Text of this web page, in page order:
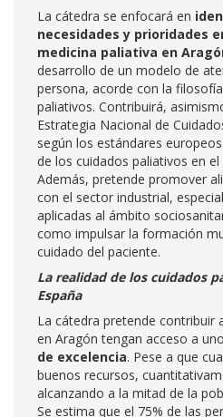
La cátedra se enfocará en
necesidades y prioridades
medicina paliativa en
desarrollo de un modelo de
persona, acorde con la
paliativos. Contribuirá,
Estrategia Nacional de
según los estándares
de los cuidados paliativos en
Además, pretende promover
con el sector industrial,
aplicadas al ámbito
como impulsar la formación
cuidado del paciente.
La realidad de los cuidados
España
La cátedra pretende contribuir
en Aragón tengan acceso a
de excelencia. Pese a que
buenos recursos,
alcanzando a la mitad de la
Se estima que el 75% de las